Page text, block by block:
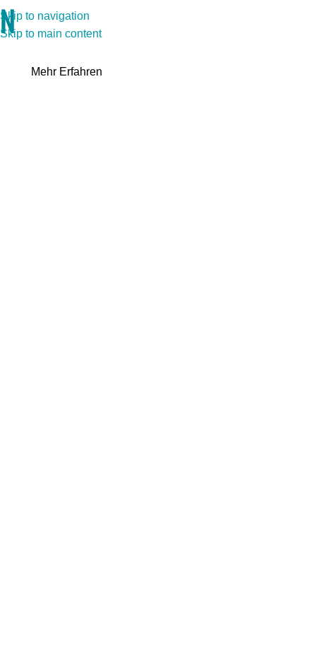
Skip to navigation
Skip to main content
Wir sind ein Hersteller von globaler
Medizintechnologie
Gemeinsame
Mehr Erfahren